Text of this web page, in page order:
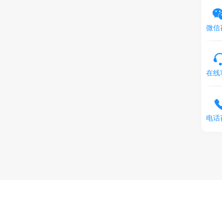
微信
在线
电话